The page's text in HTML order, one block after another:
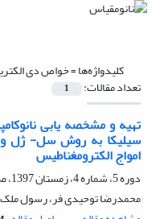
کلیدواژه‌ها =خواص دی
تعداد مقالات: 1
تهیه و مشخصه یابی
سیلیکا به روش سل- ژل و
امواج الکترومغناطیس
دوره 5، شماره 4، زمستان 1397، صفحه
محمدرضا توحیدی فر، رسول